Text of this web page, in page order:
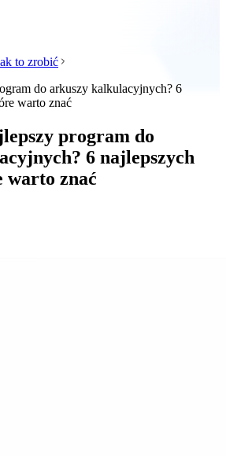
to zrobić
do arkuszy kalkulacyjnych? 6
warto znać
program do
6 najlepszych
znać